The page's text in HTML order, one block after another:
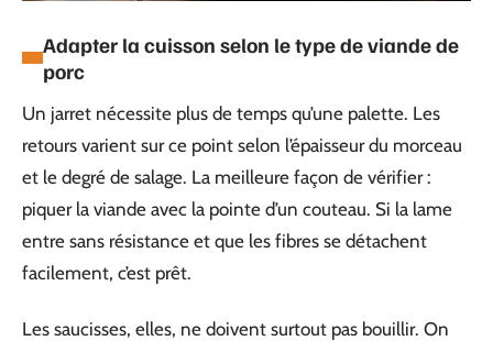
Adapter la cuisson selon le type de viande de
porc
Un jarret nécessite plus de temps qu’une palette. Les
retours varient sur ce point selon l’épaisseur du morceau
et le degré de salage. La meilleure façon de vérifier :
piquer la viande avec la pointe d’un couteau. Si la lame
entre sans résistance et que les fibres se détachent
facilement, c’est prêt.
Les saucisses, elles, ne doivent surtout pas bouillir. On